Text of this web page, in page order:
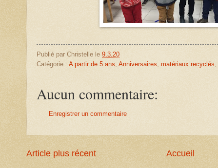
Publié par Christelle le 9.3.20
Catégorie : A partir de 5 ans Anniversaires matériaux recyclés
Aucun commentaire:
Enregistrer un commentaire
Article plus récent Accueil